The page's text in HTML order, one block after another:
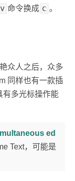
v 命令换成 c 。
众人之后，众多
同样也有一款插
有多光标操作能
ed
Text，可能是